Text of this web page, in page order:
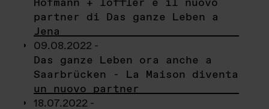
partner di Das ganze Leben a
Jena
09.08.2022 -
Das ganze Leben ora anche a
Saarbrücken - La Maison diventa
un nuovo partner
18.07.2022 -